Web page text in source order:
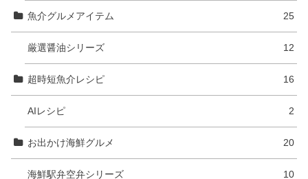
魚介グルメアイテム 25
厳選醤油シリーズ 12
超時短魚介レシピ 16
AIレシピ 2
お出かけ海鮮グルメ 20
海鮮駅弁空弁シリーズ 10